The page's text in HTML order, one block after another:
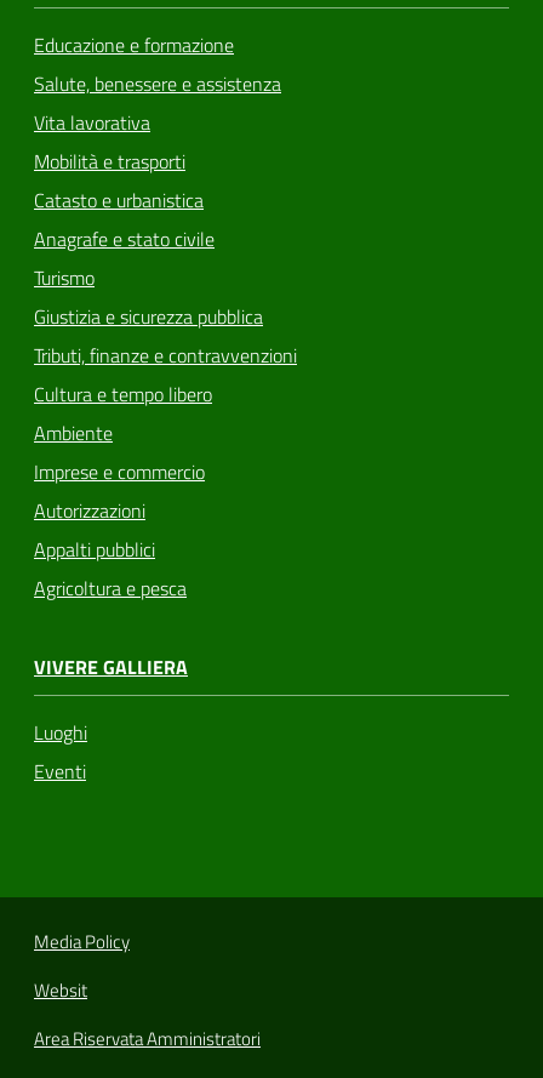
Educazione e formazione
Salute, benessere e assistenza
Vita lavorativa
Mobilità e trasporti
Catasto e urbanistica
Anagrafe e stato civile
Turismo
Giustizia e sicurezza pubblica
Tributi, finanze e contravvenzioni
Cultura e tempo libero
Ambiente
Imprese e commercio
Autorizzazioni
Appalti pubblici
Agricoltura e pesca
VIVERE GALLIERA
Luoghi
Eventi
Media Policy
Websit
Area Riservata Amministratori